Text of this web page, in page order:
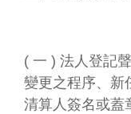
( 一 ) 法人登記
變更之程序、新
清算人簽名或蓋